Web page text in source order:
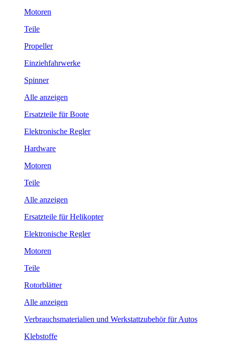
Motoren
Teile
Propeller
Einziehfahrwerke
Spinner
Alle anzeigen
Ersatzteile für Boote
Elektronische Regler
Hardware
Motoren
Teile
Alle anzeigen
Ersatzteile für Helikopter
Elektronische Regler
Motoren
Teile
Rotorblätter
Alle anzeigen
Verbrauchsmaterialien und Werkstattzubehör für Autos
Klebstoffe